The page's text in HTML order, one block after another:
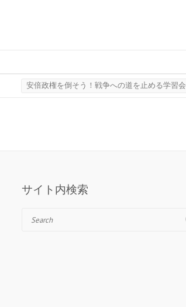
安倍政権を倒そう！戦争への道を止める学習会
サイト内検索
Search